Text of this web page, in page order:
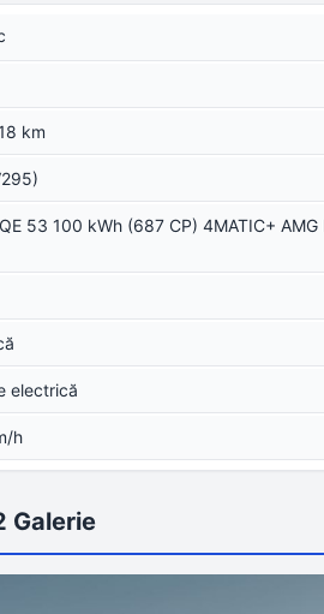
km
53 100 kWh (687 CP) 4MATIC+ AMG
electrică
h
Galerie